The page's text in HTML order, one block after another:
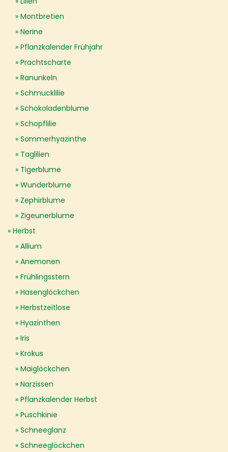
Montbretien
Nerine
Pflanzkalender Frühjahr
Prachtscharte
Ranunkeln
Schmucklilie
Schokoladenblume
Schopflilie
Sommerhyazinthe
Taglilien
Tigerblume
Wunderblume
Zephirblume
Zigeunerblume
Herbst
Allium
Anemonen
Frühlingsstern
Hasenglöckchen
Herbstzeitlose
Hyazinthen
Iris
Krokus
Maiglöckchen
Narzissen
Pflanzkalender Herbst
Puschkinie
Schneeglanz
Schneeglöckchen